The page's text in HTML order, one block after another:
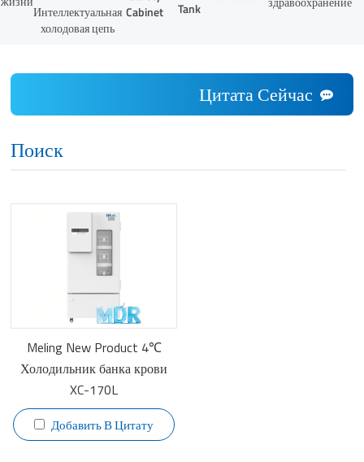
Интеллектуальная
холодовая цепь
Cabinet
Tank
Цитата Сейчас
Поиск
Meling New Product 4℃
Холодильник банка крови
XC-170L
Добавить В Цитату